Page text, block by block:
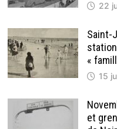
22
Saint-
«
15
et